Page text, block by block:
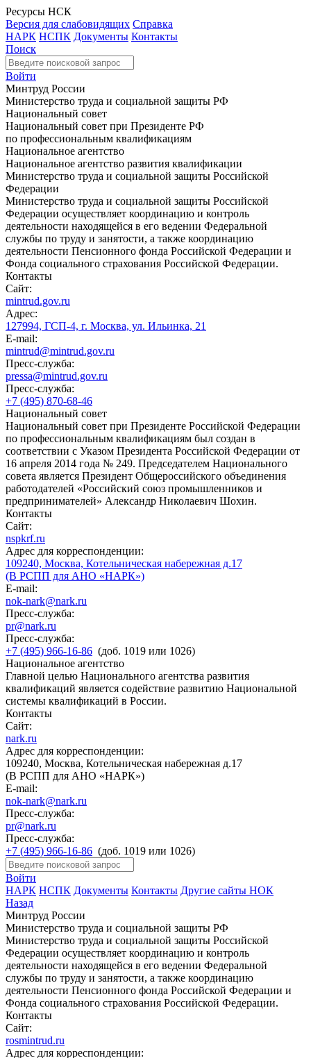
Ресурсы НСК
Версия для слабовидящих Справка
НАРК НСПК Документы Контакты
Поиск
Войти
Минтруд России
Министерство труда и социальной защиты РФ
Национальный совет
Национальный совет при Президенте РФ
по профессиональным квалификациям
Национальное агентство
Национальное агентство развития квалификации
Министерство труда и социальной защиты Российской
Федерации
Министерство труда и социальной защиты Российской
Федерации осуществляет координацию и контроль
деятельности находящейся в его ведении Федеральной
службы по труду и занятости, а также координацию
деятельности Пенсионного фонда Российской Федерации и
Фонда социального страхования Российской Федерации.
Контакты
Сайт:
mintrud.gov.ru
Адрес:
127994, ГСП-4, г. Москва, ул. Ильинка, 21
E-mail:
mintrud@mintrud.gov.ru
Пресс-служба:
pressa@mintrud.gov.ru
Пресс-служба:
+7 (495) 870-68-46
Национальный совет
Национальный совет при Президенте Российской Федерации
по профессиональным квалификациям был создан в
соответствии с Указом Президента Российской Федерации от
16 апреля 2014 года № 249. Председателем Национального
совета является Президент Общероссийского объединения
работодателей «Российский союз промышленников и
предпринимателей» Александр Николаевич Шохин.
Контакты
Сайт:
nspkrf.ru
Адрес для корреспонденции:
109240, Москва, Котельническая набережная д.17
(В РСПП для АНО «НАРК»)
E-mail:
nok-nark@nark.ru
Пресс-служба:
pr@nark.ru
Пресс-служба:
+7 (495) 966-16-86 (доб. 1019 или 1026)
Национальное агентство
Главной целью Национального агентства развития
квалификаций является содействие развитию Национальной
системы квалификаций в России.
Контакты
Сайт:
nark.ru
Адрес для корреспонденции:
109240, Москва, Котельническая набережная д.17
(В РСПП для АНО «НАРК»)
E-mail:
nok-nark@nark.ru
Пресс-служба:
pr@nark.ru
Пресс-служба:
+7 (495) 966-16-86 (доб. 1019 или 1026)
Войти
НАРК НСПК Документы Контакты Другие сайты НОК
Назад
Минтруд России
Министерство труда и социальной защиты РФ
Министерство труда и социальной защиты Российской
Федерации осуществляет координацию и контроль
деятельности находящейся в его ведении Федеральной
службы по труду и занятости, а также координацию
деятельности Пенсионного фонда Российской Федерации и
Фонда социального страхования Российской Федерации.
Контакты
Сайт:
rosmintrud.ru
Адрес для корреспонденции: